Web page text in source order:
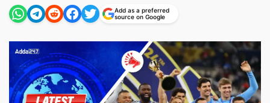
Add as a preferred
source on Google